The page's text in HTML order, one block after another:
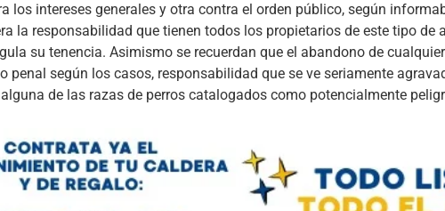
intereses generales y otra contra el orden público, según
la responsabilidad que tienen todos los propietarios de este tipo de
su tenencia. Asimismo se recuerdan que el abandono de
según los casos, responsabilidad que se ve seriamente
de las razas de perros catalogados como potencialmente